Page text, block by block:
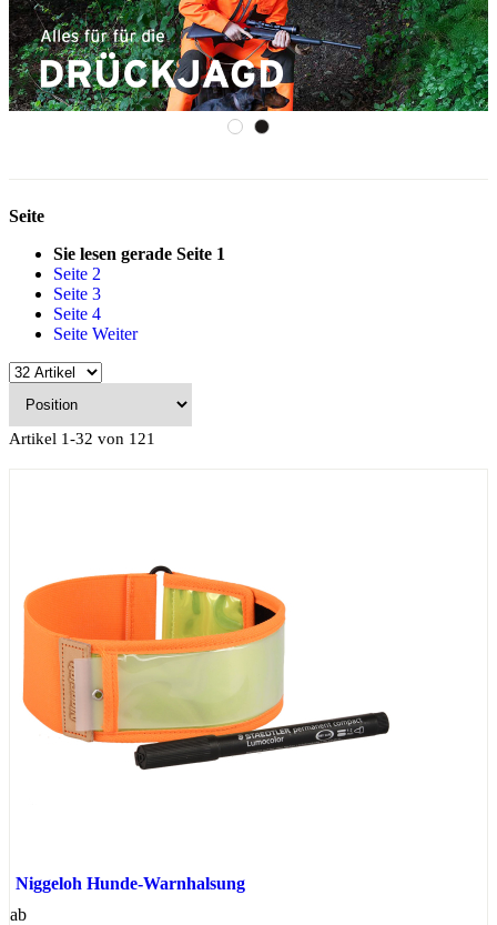
Seite
Sie lesen gerade Seite 1
Seite 2
Seite 3
Seite 4
Seite Weiter
Artikel 1-32 von 121
Niggeloh Hunde-Warnhalsung
ab